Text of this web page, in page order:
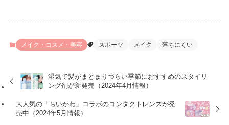
メイク・コスメ・美容 スポーツ メイク 落ちにくい
湿気で髪がまとまりづらい季節におすすめのスタイリ
ング剤が新発売（2024年4月情報）
大人気の「ちいかわ」コラボのコンタクトレンズが発
売中（2024年5月情報）